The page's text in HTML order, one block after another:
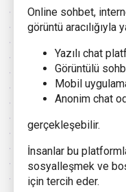
Online sohbet,
görüntü aracılığıyla
Yazılı chat
Görüntülü
Mobil
Anonim chat
gerçekleşebilir.
İnsanlar bu
sosyalleşmek ve
için tercih eder.